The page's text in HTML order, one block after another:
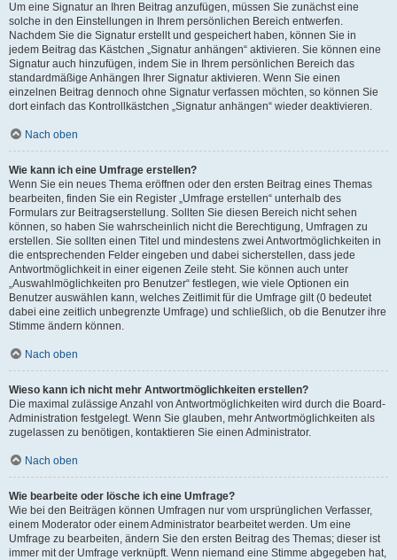
Um eine Signatur an Ihren Beitrag anzufügen, müssen Sie zunächst eine
solche in den Einstellungen in Ihrem persönlichen Bereich entwerfen.
Nachdem Sie die Signatur erstellt und gespeichert haben, können Sie in
jedem Beitrag das Kästchen „Signatur anhängen“ aktivieren. Sie können eine
Signatur auch hinzufügen, indem Sie in Ihrem persönlichen Bereich das
standardmäßige Anhängen Ihrer Signatur aktivieren. Wenn Sie einen
einzelnen Beitrag dennoch ohne Signatur verfassen möchten, so können Sie
dort einfach das Kontrollkästchen „Signatur anhängen“ wieder deaktivieren.
Nach oben
Wie kann ich eine Umfrage erstellen?
Wenn Sie ein neues Thema eröffnen oder den ersten Beitrag eines Themas
bearbeiten, finden Sie ein Register „Umfrage erstellen“ unterhalb des
Formulars zur Beitragserstellung. Sollten Sie diesen Bereich nicht sehen
können, so haben Sie wahrscheinlich nicht die Berechtigung, Umfragen zu
erstellen. Sie sollten einen Titel und mindestens zwei Antwortmöglichkeiten in
die entsprechenden Felder eingeben und dabei sicherstellen, dass jede
Antwortmöglichkeit in einer eigenen Zeile steht. Sie können auch unter
„Auswahlmöglichkeiten pro Benutzer“ festlegen, wie viele Optionen ein
Benutzer auswählen kann, welches Zeitlimit für die Umfrage gilt (0 bedeutet
dabei eine zeitlich unbegrenzte Umfrage) und schließlich, ob die Benutzer ihre
Stimme ändern können.
Nach oben
Wieso kann ich nicht mehr Antwortmöglichkeiten erstellen?
Die maximal zulässige Anzahl von Antwortmöglichkeiten wird durch die Board-
Administration festgelegt. Wenn Sie glauben, mehr Antwortmöglichkeiten als
zugelassen zu benötigen, kontaktieren Sie einen Administrator.
Nach oben
Wie bearbeite oder lösche ich eine Umfrage?
Wie bei den Beiträgen können Umfragen nur vom ursprünglichen Verfasser,
einem Moderator oder einem Administrator bearbeitet werden. Um eine
Umfrage zu bearbeiten, ändern Sie den ersten Beitrag des Themas; dieser ist
immer mit der Umfrage verknüpft. Wenn niemand eine Stimme abgegeben hat,